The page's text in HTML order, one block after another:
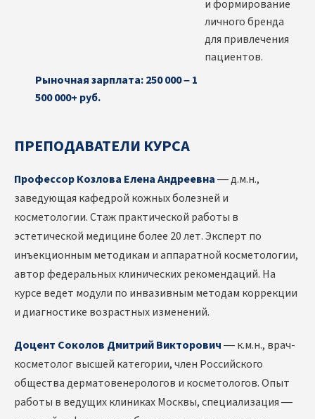
и формирование
личного бренда
для привлечения
пациентов.
Рыночная зарплата: 250 000 – 1
500 000+ руб.
ПРЕПОДАВАТЕЛИ КУРСА
Профессор Козлова Елена Андреевна— д.м.н.,
заведующая кафедрой кожных болезней и
косметологии. Стаж практической работы в
эстетической медицине более 20 лет. Эксперт по
инъекционным методикам и аппаратной косметологии,
автор федеральных клинических рекомендаций. На
курсе ведет модули по инвазивным методам коррекции
и диагностике возрастных изменений.
Доцент Соколов Дмитрий Викторович— к.м.н., врач-
косметолог высшей категории, член Российского
общества дерматовенерологов и косметологов. Опыт
работы в ведущих клиниках Москвы, специализация —